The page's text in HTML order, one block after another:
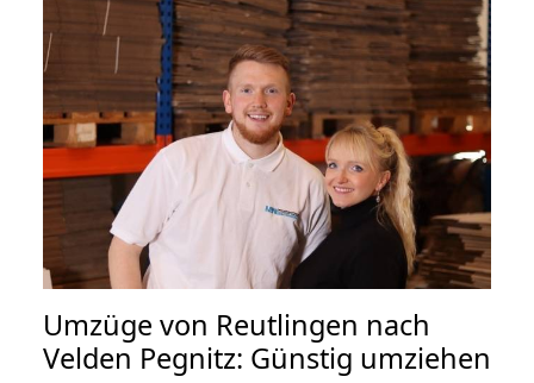
Umzüge von Reutlingen nach
Velden Pegnitz: Günstig umziehen